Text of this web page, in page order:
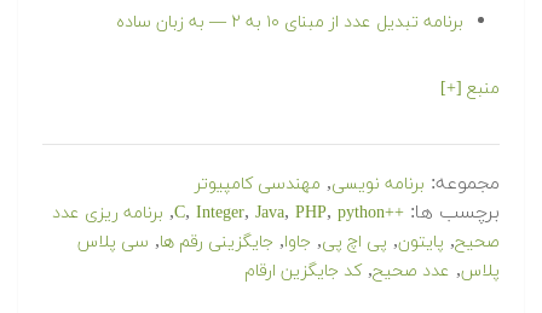
برنامه تبدیل عدد از مبنای ۱۰ به ۲ — به زبان ساده
منبع [+]
مجموعه: برنامه نویسی, مهندسی کامپیوتر
برچسب ها: ++C
, Integer, Java, PHP, python
, برنامه ریزی عدد
صحیح, پایتون, پی اچ پی, جاوا, جایگزینی رقم ها, سی پلاس
پلاس, عدد صحیح,کد جایگزین ارقام